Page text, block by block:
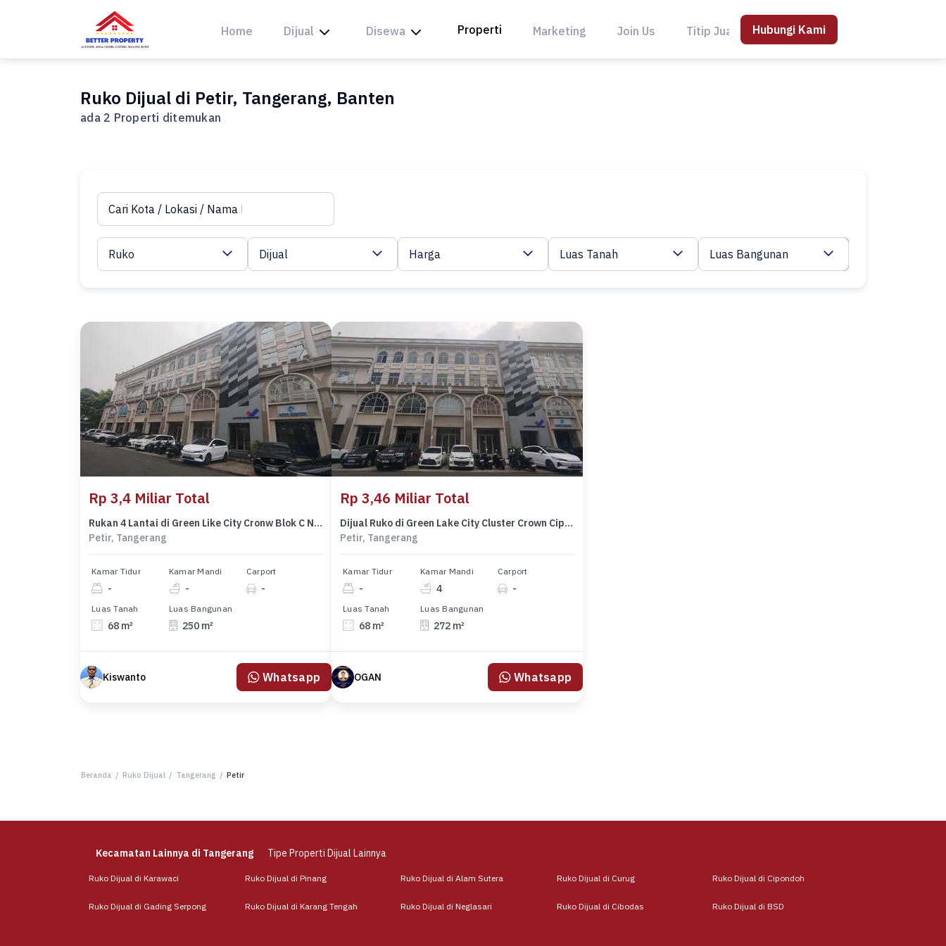
Home Dijual Disewa Properti Marketing Join Us Titip Jual Hubungi Kami
Ruko Dijual di Petir, Tangerang, Banten
ada 2 Properti ditemukan
Ruko Dijual Harga Luas Tanah Luas Bangunan
Rp 3,4 Miliar Total
Rukan 4 Lantai di Green Like City Cronw Blok C No 30 Kel Petir Kec Cipondoh Kota Tangerang
Petir, Tangerang
Kamar Tidur
-
Kamar Mandi
-
Carport
-
Luas Tanah
68 m²
Luas Bangunan
250 m²
Kiswanto Whatsapp
Rp 3,46 Miliar Total
Dijual Ruko di Green Lake City Cluster Crown Cipondoh Tangerang
Petir, Tangerang
Kamar Tidur
-
Kamar Mandi
4
Carport
-
Luas Tanah
68 m²
Luas Bangunan
272 m²
OGAN Whatsapp
Beranda / Ruko Dijual / Tangerang / Petir
Kecamatan Lainnya di Tangerang Tipe Properti Dijual Lainnya
Ruko Dijual di Karawaci Ruko Dijual di Pinang Ruko Dijual di Alam Sutera Ruko Dijual di Curug Ruko Dijual di Cipondoh
Ruko Dijual di Gading Serpong Ruko Dijual di Karang Tengah Ruko Dijual di Neglasari Ruko Dijual di Cibodas Ruko Dijual di BSD